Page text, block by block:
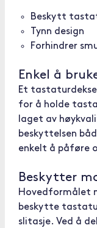
Beskytt
Tynn design
Forhindrer
Enkel å
Et
for å holde
laget av
beskyttelsen
enkelt å påføre
Beskytter
Hovedformålet
beskytte
slitasje. Ved å